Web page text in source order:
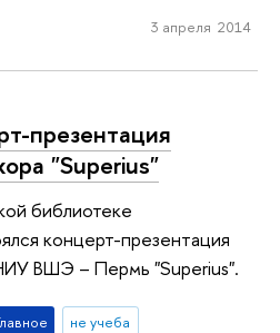
3 апреля 2014
презентация
"Superius"
библиотеке
концерт-презентация
ВШЭ – Пермь "Superius".
не учеба